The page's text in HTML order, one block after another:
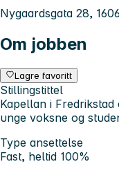
Nygaardsgata 28,
Om jobben
Lagre favoritt
Stillingstittel
Kapellan i
unge voksne og
Type ansettelse
Fast, heltid 100%